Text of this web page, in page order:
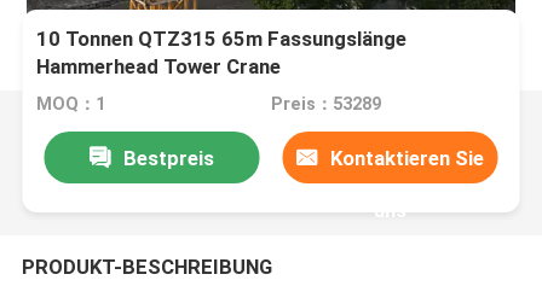
10 Tonnen QTZ315 65m Fassungslänge
Hammerhead Tower Crane
MOQ：1 Preis：53289
Bestpreis Kontaktieren Sie
uns
PRODUKT-BESCHREIBUNG